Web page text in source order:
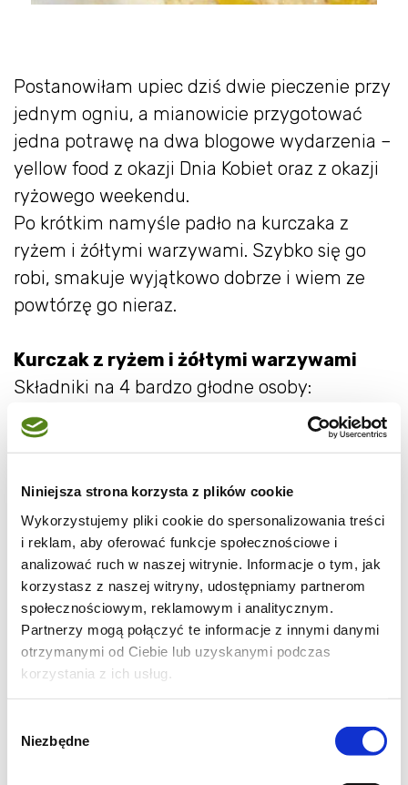
Niniejsza strona korzysta z plików cookie
Wykorzystujemy pliki cookie do spersonalizowania treści
i reklam, aby oferować funkcje społecznościowe i
analizować ruch w naszej witrynie. Informacje o tym, jak
korzystasz z naszej witryny, udostępniamy partnerom
społecznościowym, reklamowym i analitycznym.
Partnerzy mogą połączyć te informacje z innymi danymi
otrzymanymi od Ciebie lub uzyskanymi podczas
korzystania z ich usług.
zgody
Niezbędne
Postanowiłam upiec dziś dwie pieczenie przy
jednym ogniu, a mianowicie przygotować
jedna potrawę na dwa blogowe wydarzenia –
yellow food z okazji Dnia Kobiet oraz z okazji
ryżowego weekendu.
Po krótkim namyśle padło na kurczaka z
ryżem i żółtymi warzywami. Szybko się go
robi, smakuje wyjątkowo dobrze i wiem ze
powtórzę go nieraz.
Kurczak z ryżem i żółtymi warzywami
Składniki na 4 bardzo głodne osoby:
1 puszka mleka kokosowego
½ cup wody ciepłej
Oliwa z oliwek
Sól,
2 ząbki czosnku
Łyżka natki kolendry
Łyżka natki pietruszki
1 cebula
5 pojedynczych piersi z kurczaka
Kawałek świeżego korzenia imbiru – ok. 2 cm
1,5 cup kukurydzy mrożonej (ziarna)